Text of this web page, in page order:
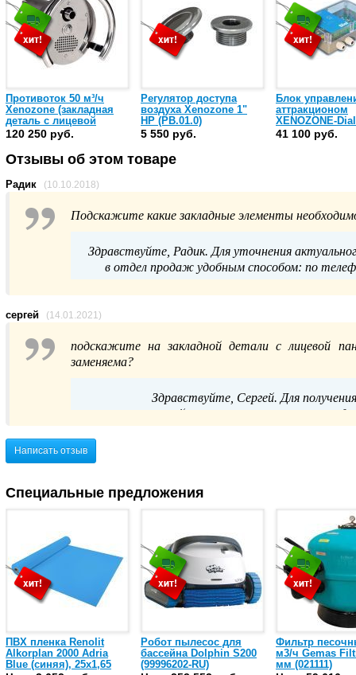
Противоток 50 м³/ч
Xenozone (закладная
деталь с лицевой
панелью и
пневмокнопкой),
нержавеющая сталь
AISI-304 (ПТ.50.0)
120 250 руб.
Регулятор доступа
воздуха Xenozone 1"
НР (РВ.01.0)
5 550 руб.
Блок
аттракционом
XENOZONE-
сенсорной
пъезокнопки)
41 100 руб.
Отзывы об этом товаре
Радик (10.10.2018)
Подскажите какие закладные элементы
Здравствуйте, Радик. Для уточнения
в отдел продаж удобным способом: по
сергей (14.01.2021)
подскажите на закладной детали с лицевой
заменяема?
Здравствуйте, Сергей. Для
пожалуйста, свяжитесь с нашим
8(800)555-
Написать отзыв
Специальные предложения
ПВХ пленка Renolit
Alkorplan 2000 Adria
Blue (синяя), 25х1,65
Робот пылесос для
бассейна Dolphin S200
(99996202-RU)
Фильтр
м3/ч Gemas
мм (021111)